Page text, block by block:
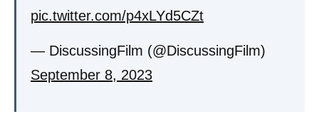
pic.twitter.com/p4xLYd5CZt
— DiscussingFilm (@DiscussingFilm)
September 8, 2023